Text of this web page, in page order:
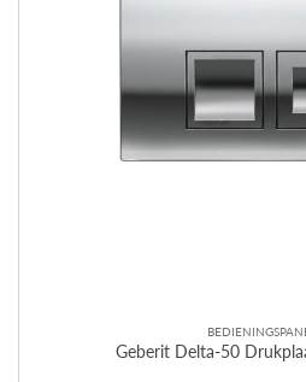
Geberit Delta-50